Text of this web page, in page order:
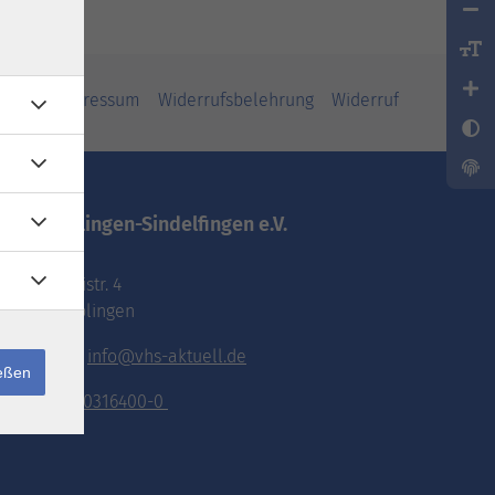
Impressum Widerrufsbelehrung Widerruf
vhs.Böblingen-Sindelfingen e.V.
Pestalozzistr. 4
71032 Böblingen
E-Mail: info@vhs-aktuell.de
Tel.: 070316400-0